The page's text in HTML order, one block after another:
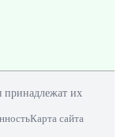
принадлежат их
Карта сайта